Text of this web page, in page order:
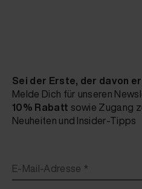
Sei der Erste, der davon
Melde Dich für unseren
10% Rabatt sowie Zugang
Neuheiten und Insider-Tipps
E-Mail-Adresse *